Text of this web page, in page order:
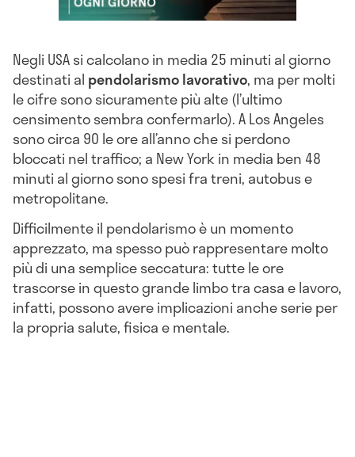
Negli USA si calcolano in media 25 minuti al giorno
destinati al pendolarismolavorativo, ma per molti
le cifre sono sicuramente più alte (l’ultimo
censimento sembra confermarlo). A Los Angeles
sono circa 90 le ore all’anno che si perdono
bloccati nel traffico; a New York in media ben 48
minuti al giorno sono spesi fra treni, autobus e
metropolitane.
Difficilmente il pendolarismo è un momento
apprezzato, ma spesso può rappresentare molto
più di una semplice seccatura: tutte le ore
trascorse in questo grande limbo tra casa e lavoro,
infatti, possono avere implicazioni anche serie per
la propria salute, fisica e mentale.